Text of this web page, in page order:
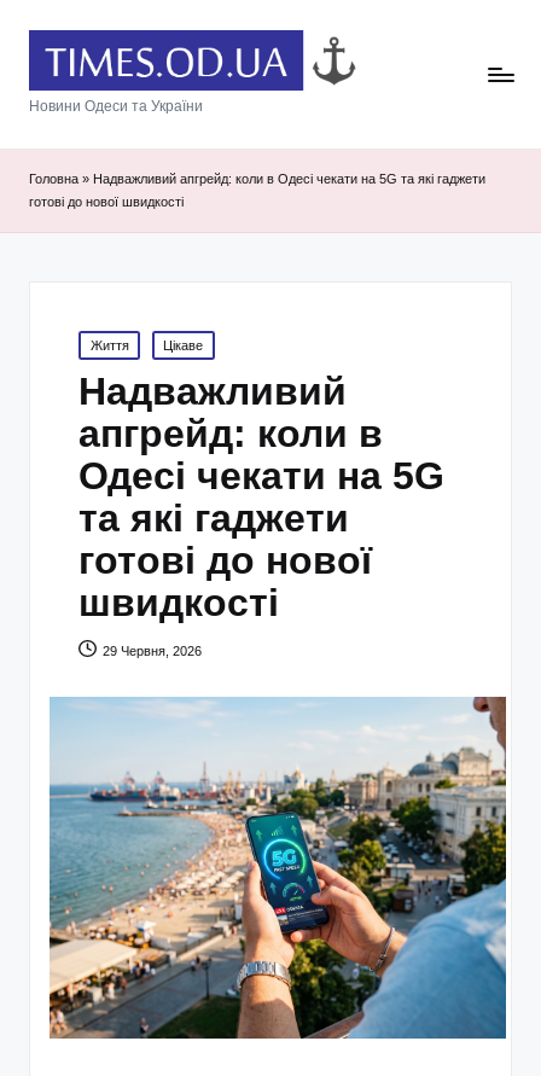
Новини Одеси та України
Головна » Надважливий апгрейд: коли в Одесі чекати на 5G та які гаджети
готові до нової швидкості
Posted
in
Життя Цікаве
Надважливий
апгрейд: коли в
Одесі чекати на 5G
та які гаджети
готові до нової
швидкості
29 Червня, 2026